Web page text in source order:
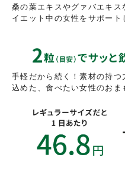
桑の葉エキスやグァバエキ
イエット中の女性をサポート
手軽だから続く！素材の持
込めた、食べたい女性のおま